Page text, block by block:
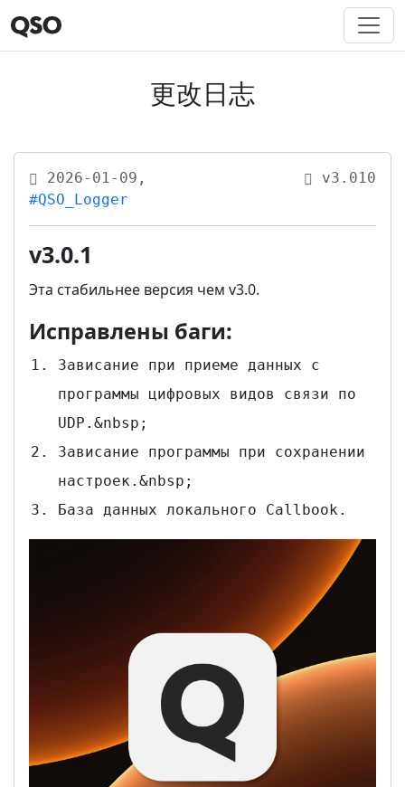
更改日志
2026-01-09,
#QSO_Logger
v3.010
v3.0.1
Эта стабильнее версия чем v3.0.
Исправлены баги:
Зависание при приеме данных с
программы цифровых видов связи по
UDP.&nbsp;
Зависание программы при сохранении
настроек.&nbsp;
База данных локального Callbook.